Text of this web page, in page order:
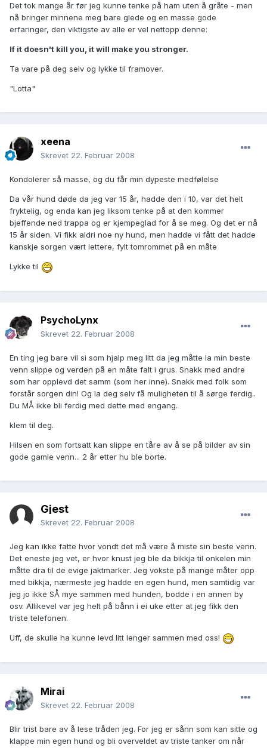
Det tok mange år før jeg kunne tenke på ham uten å gråte - men
nå bringer minnene meg bare glede og en masse gode
erfaringer, den viktigste av alle er vel nettopp denne:
If it doesn't kill you, it will make you stronger.
Ta vare på deg selv og lykke til framover.
"Lotta"
xeena
Skrevet 22. Februar 2008
Kondolerer så masse, og du får min dypeste medfølelse
Da vår hund døde da jeg var 15 år, hadde den i 10, var det helt
fryktelig, og enda kan jeg liksom tenke på at den kommer
bjeffende ned trappa og er kjempeglad for å se meg. Og det er nå
15 år siden. Vi fikk aldri noe ny hund, men hadde vi fått det hadde
kanskje sorgen vært lettere, fylt tomrommet på en måte
Lykke til
PsychoLynx
Skrevet 22. Februar 2008
En ting jeg bare vil si som hjalp meg litt da jeg måtte la min beste
venn slippe og verden på en måte falt i grus. Snakk med andre
som har opplevd det samm (som her inne). Snakk med folk som
forstår sorgen din! Og la deg selv få muligheten til å sørge ferdig..
Du MÅ ikke bli ferdig med dette med engang.
klem til deg.
Hilsen en som fortsatt kan slippe en tåre av å se på bilder av sin
gode gamle venn... 2 år etter hu ble borte.
Gjest
Skrevet 22. Februar 2008
Jeg kan ikke fatte hvor vondt det må være å miste sin beste venn.
Det eneste jeg vet, er hvor knust jeg ble da bikkja til onkelen min
måtte dra til de evige jaktmarker. Jeg vokste på mange måter opp
med bikkja, nærmeste jeg hadde en egen hund, men samtidig var
jeg jo ikke SÅ mye sammen med hunden, bodde i en annen by
osv. Allikevel var jeg helt på bånn i ei uke etter at jeg fikk den
triste telefonen.
Uff, de skulle ha kunne levd litt lenger sammen med oss!
Mirai
Skrevet 22. Februar 2008
Blir trist bare av å lese tråden jeg. For jeg er sånn som kan sitte og
klappe min egen hund og bli overveldet av triste tanker om når